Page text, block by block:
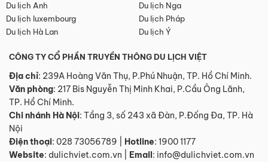
Du lịch Anh
Du lịch Nga
Du lịch luxembourg
Du lịch Pháp
Du lịch Hà Lan
Du lịch Ý
CÔNG TY CỔ PHẦN TRUYỀN THÔNG DU LỊCH VIỆT
Địa chỉ: 239A Hoàng Văn Thụ, P.Phú Nhuận, TP. Hồ Chí Minh.
Văn phòng: 217 Bis Nguyễn Thị Minh Khai, P.Cầu Ông Lãnh,
TP. Hồ Chí Minh.
Chi nhánh Hà Nội: Tầng 3, số 243 xã Đàn, P.Đống Đa, TP. Hà
Nội
Điện thoại: 028 73056789 Hotline: 1900 1177
Website: dulichviet.com.vn Email: info@dulichviet.com.vn